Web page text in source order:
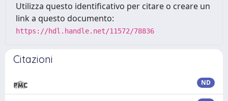
Utilizza questo identificativo per citare o creare un
link a questo documento:
https://hdl.handle.net/11572/78836
Citazioni
ND